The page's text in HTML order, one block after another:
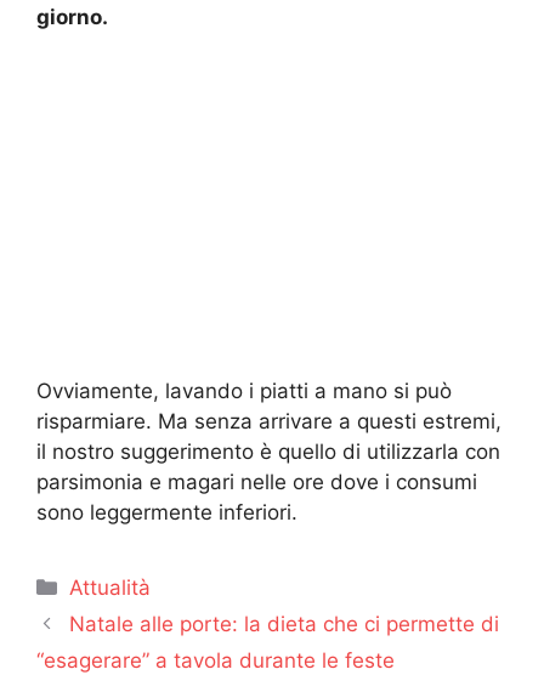
giorno.
Ovviamente, lavando i piatti a mano si può
risparmiare. Ma senza arrivare a questi estremi,
il nostro suggerimento è quello di utilizzarla con
parsimonia e magari nelle ore dove i consumi
sono leggermente inferiori.
Categorie
Attualità
Natale alle porte: la dieta che ci permette di
“esagerare” a tavola durante le feste